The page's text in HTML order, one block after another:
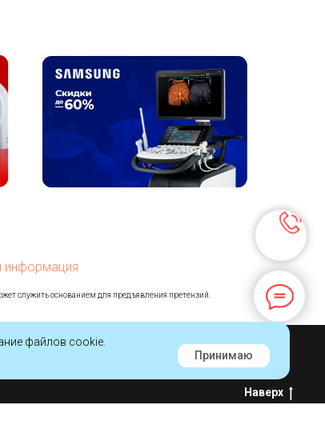
файлов cookie.
Принимаю
информация
служить основанием для предъявления претензий.
Наверх